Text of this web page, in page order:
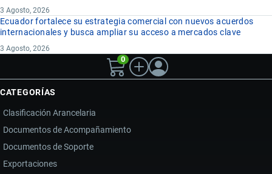
3 Agosto, 2026
Ecuador fortalece su estrategia comercial con nuevos acuerdos
internacionales y busca ampliar su acceso a mercados clave
3 Agosto, 2026
0
CATEGORÍAS
Clasificación Arancelaria
Documentos de Acompañamiento
Documentos de Soporte
Exportaciones